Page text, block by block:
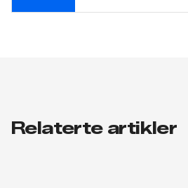
Relaterte artikler